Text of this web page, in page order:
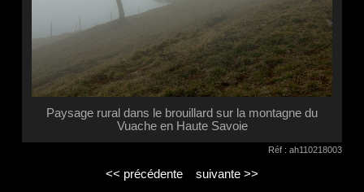
Paysage rural dans le brouillard sur la montagne du
Vuache en Haute Savoie
Réf : ah110218003
<< précédente suivante >>